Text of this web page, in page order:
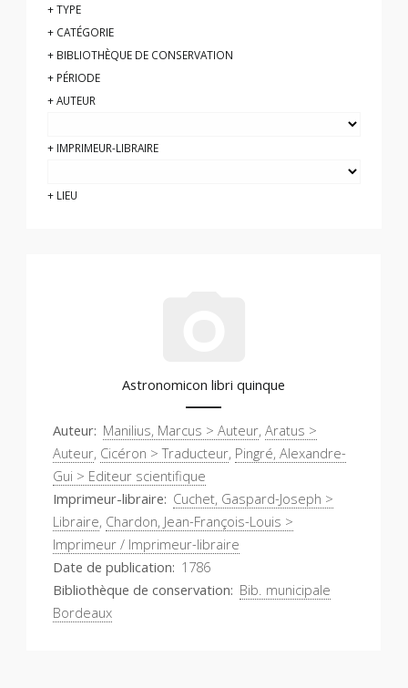
Astronomicon libri quinque
Auteur Manilius, Marcus > Auteur,Aratus >
Auteur, Cicéron > Traducteur, Pingré, Alexandre-
Gui > Editeur scientifique
Imprimeur-libraire Cuchet, Gaspard-Joseph >
Libraire, Chardon, Jean-François-Louis >
Imprimeur / Imprimeur-libraire
Date de publication 1786
Bibliothèque de conservation Bib. municipale
Bordeaux
TYPE
CATÉGORIE
BIBLIOTHÈQUE DE CONSERVATION
PÉRIODE
AUTEUR
IMPRIMEUR-LIBRAIRE
LIEU